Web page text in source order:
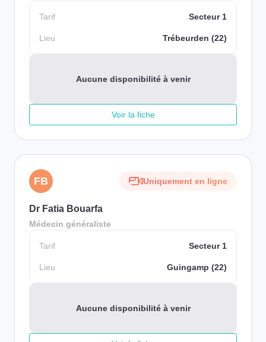
Tarif Secteur 1
Lieu Trébeurden (22)
Aucune disponibilité à venir
Voir la fiche
FB Uniquement en ligne
Dr Fatia Bouarfa
Médecin généraliste
Tarif Secteur 1
Lieu Guingamp (22)
Aucune disponibilité à venir